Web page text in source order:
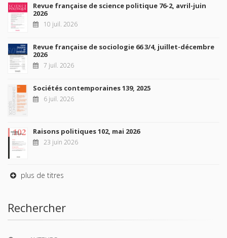
Revue française de science politique 76-2, avril-juin
2026
10 juil. 2026
Revue française de sociologie 66 3/4, juillet-décembre
2026
7 juil. 2026
Sociétés contemporaines 139, 2025
6 juil. 2026
Raisons politiques 102, mai 2026
23 juin 2026
plus de titres
Rechercher